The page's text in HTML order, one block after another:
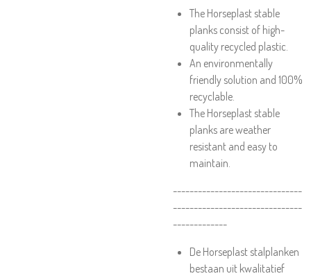
The Horseplast stable
planks consist of high-
quality recycled plastic.
An environmentally
friendly solution and 100%
recyclable.
The Horseplast stable
planks are weather
resistant and easy to
maintain.
-------------------------------
-------------------------------
-------------
De Horseplast stalplanken
bestaan uit kwalitatief